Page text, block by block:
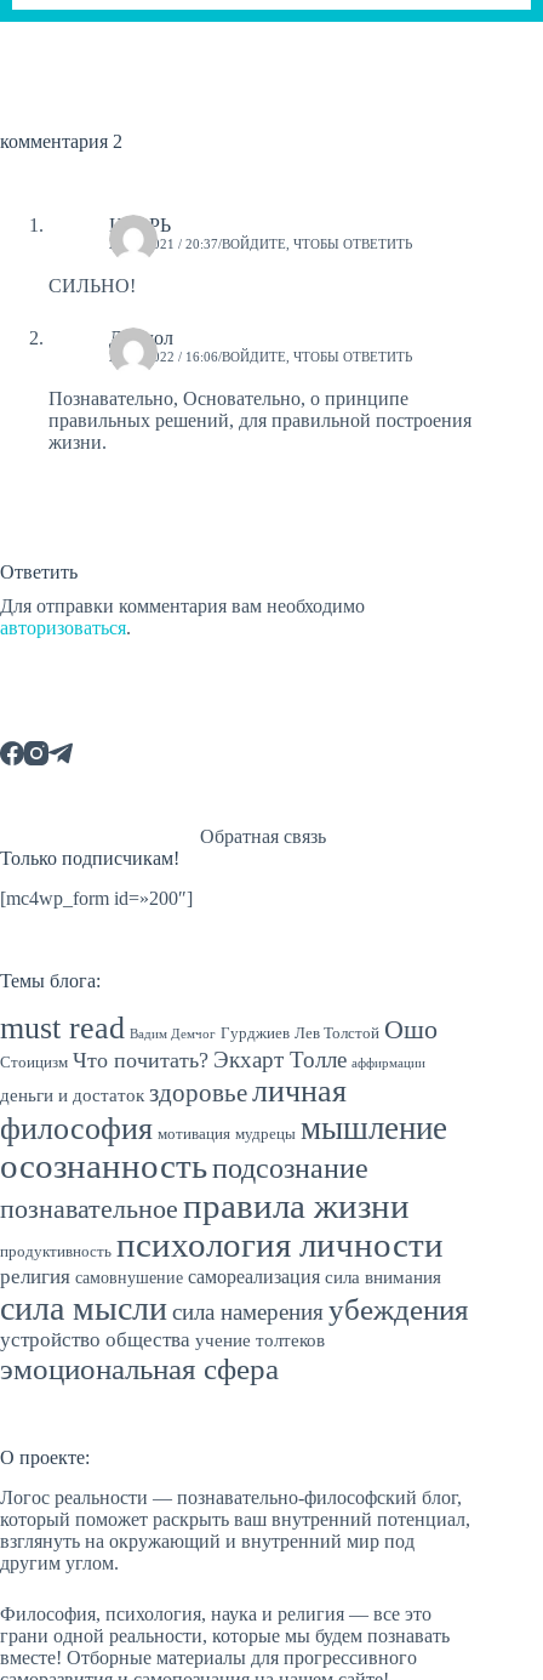
комментария 2
ИГОРЬ
27.06.2021 / 20:37 ВОЙДИТЕ, ЧТОБЫ ОТВЕТИТЬ
СИЛЬНО!
Джалол
29.10.2022 / 16:06 ВОЙДИТЕ, ЧТОБЫ ОТВЕТИТЬ
Познавательно, Основательно, о принципе
правильных решений, для правильной построения
жизни.
Ответить
Для отправки комментария вам необходимо
авторизоваться.
Обратная связь
Только подписчикам!
[mc4wp_form id=»200″]
Темы блога:
must read Вадим Демчог Гурджиев Лев Толстой Ошо
Стоицизм Что почитать? Экхарт Толле аффирмации
деньги и достаток здоровьеличная
философия мотивация мудрецы мышление
осознанностьподсознание
познавательное правила жизни
продуктивность психология личности
религия самовнушение самореализация сила внимания
сила мыслисила намеренияубеждения
устройство общества учение толтеков
эмоциональная сфера
О проекте:
Логос реальности — познавательно-философский блог,
который поможет раскрыть ваш внутренний потенциал,
взглянуть на окружающий и внутренний мир под
другим углом.
Философия, психология, наука и религия — все это
грани одной реальности, которые мы будем познавать
вместе! Отборные материалы для прогрессивного